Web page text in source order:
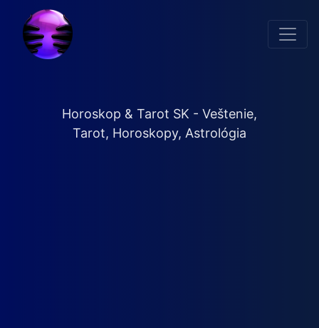
Horoskop & Tarot SK - Veštenie,
Tarot, Horoskopy, Astrológia